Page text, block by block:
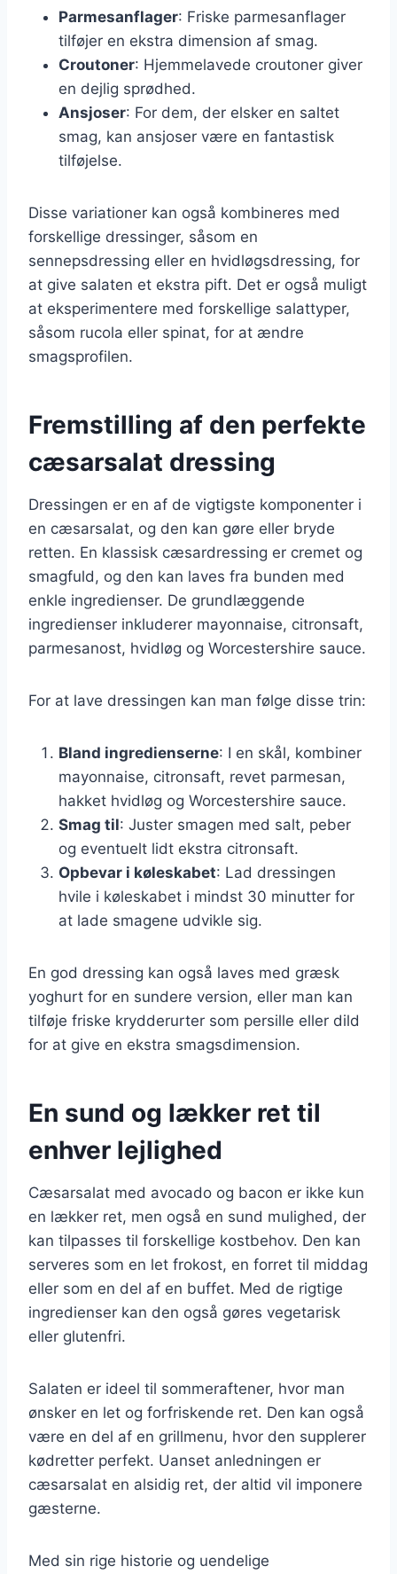
Parmesanflager: Friske parmesanflager
tilføjer en ekstra dimension af smag.
Croutoner: Hjemmelavede croutoner giver
en dejlig sprødhed.
Ansjoser: For dem, der elsker en saltet
smag, kan ansjoser være en fantastisk
tilføjelse.
Disse variationer kan også kombineres med
forskellige dressinger, såsom en
sennepsdressing eller en hvidløgsdressing, for
at give salaten et ekstra pift. Det er også muligt
at eksperimentere med forskellige salattyper,
såsom rucola eller spinat, for at ændre
smagsprofilen.
Fremstilling af den perfekte
cæsarsalat dressing
Dressingen er en af de vigtigste komponenter i
en cæsarsalat, og den kan gøre eller bryde
retten. En klassisk cæsardressing er cremet og
smagfuld, og den kan laves fra bunden med
enkle ingredienser. De grundlæggende
ingredienser inkluderer mayonnaise, citronsaft,
parmesanost, hvidløg og Worcestershire sauce.
For at lave dressingen kan man følge disse trin:
Bland ingredienserne: I en skål, kombiner
mayonnaise, citronsaft, revet parmesan,
hakket hvidløg og Worcestershire sauce.
Smag til: Juster smagen med salt, peber
og eventuelt lidt ekstra citronsaft.
Opbevar i køleskabet: Lad dressingen
hvile i køleskabet i mindst 30 minutter for
at lade smagene udvikle sig.
En god dressing kan også laves med græsk
yoghurt for en sundere version, eller man kan
tilføje friske krydderurter som persille eller dild
for at give en ekstra smagsdimension.
En sund og lækker ret til
enhver lejlighed
Cæsarsalat med avocado og bacon er ikke kun
en lækker ret, men også en sund mulighed, der
kan tilpasses til forskellige kostbehov. Den kan
serveres som en let frokost, en forret til middag
eller som en del af en buffet. Med de rigtige
ingredienser kan den også gøres vegetarisk
eller glutenfri.
Salaten er ideel til sommeraftener, hvor man
ønsker en let og forfriskende ret. Den kan også
være en del af en grillmenu, hvor den supplerer
kødretter perfekt. Uanset anledningen er
cæsarsalat en alsidig ret, der altid vil imponere
gæsterne.
Med sin rige historie og uendelige